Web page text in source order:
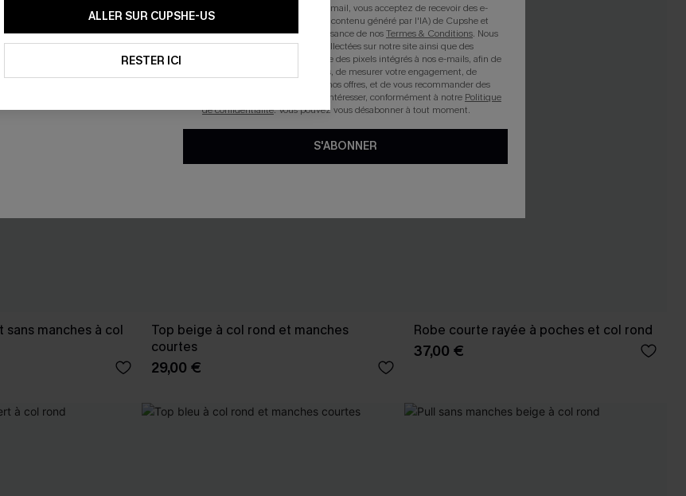
manches à col
Top beige à col rond et manches
courtes
29,00 €
Robe courte rayée à poches et col rond
37,00 €
ALLER SUR CUPSHE-US
RESTER ICI
En soumettant votre adresse e-mail, vous acceptez de recevoir des e-
mails marketing (y compris du contenu généré par l'IA) de Cupshe et
reconnaissez avoir pris connaissance de nosTermes & Conditions. Nous
pouvons utiliser les données collectées sur notre site ainsi que des
technologies de suivi, telles que des pixels intégrés à nos e-mails, afin de
savoir si ceux-ci ont été ouverts, de mesurer votre engagement, de
personnaliser nos contenus et nos offres, et de vous recommander des
produits susceptibles de vous intéresser, conformément à notre Politique
de confidentialité. Vous pouvez vous désabonner à tout moment.
S'ABONNER